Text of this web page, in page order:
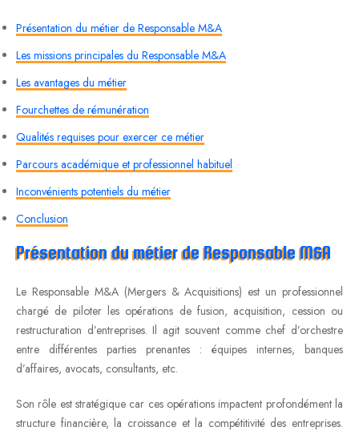
Présentation du métier de Responsable M&A
Les missions principales du Responsable M&A
Les avantages du métier
Fourchettes de rémunération
Qualités requises pour exercer ce métier
Parcours académique et professionnel habituel
Inconvénients potentiels du métier
Conclusion
Présentation du métier de Responsable M&A
Le Responsable M&A (Mergers & Acquisitions) est un professionnel
chargé de piloter les opérations de fusion, acquisition, cession ou
restructuration d’entreprises. Il agit souvent comme chef d’orchestre
entre différentes parties prenantes : équipes internes, banques
d’affaires, avocats, consultants, etc.
Son rôle est stratégique car ces opérations impactent profondément la
structure financière, la croissance et la compétitivité des entreprises.